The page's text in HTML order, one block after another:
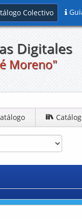
Colectivo
Digitales
Moreno"